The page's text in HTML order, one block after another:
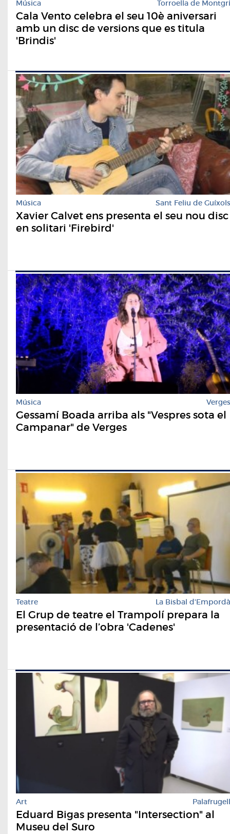
Música Torroella de Montgrí
Cala Vento celebra el seu 10è aniversari
amb un disc de versions que es titula
'Brindis'
Música Sant Feliu de Guíxols
Xavier Calvet ens presenta el seu nou disc
en solitari 'Firebird'
Música Verges
Gessamí Boada arriba als "Vespres sota el
Campanar" de Verges
Teatre La Bisbal d'Empordà
El Grup de teatre el Trampolí prepara la
presentació de l’obra 'Cadenes'
Art Palafrugell
Eduard Bigas presenta "Intersection" al
Museu del Suro